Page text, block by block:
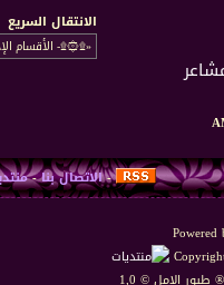
الانتقال السريع
-الاتصال بنا-